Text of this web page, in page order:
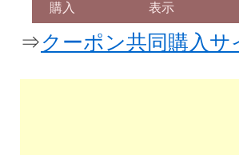
購入 表示
⇒クーポン共同購入